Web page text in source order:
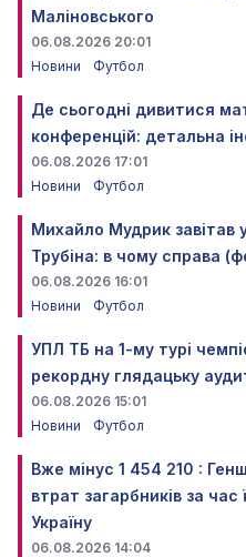
Маліновського
06.08.2026 20:01
Новини
Футбол
Де сьогодні дивитися
конференцій: детальна
06.08.2026 17:01
Новини
Футбол
Михайло Мудрик завітав
Трубіна: в чому справа
06.08.2026 16:01
Новини
Футбол
УПЛ ТБ на 1-му турі
рекордну глядацьку
06.08.2026 15:01
Новини
Футбол
Вже мінус 1 454 210 :
втрат загарбників за час
Україну
06.08.2026 14:04